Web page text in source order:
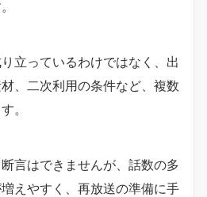
立っているわけではなく、出
、二次利用の条件など、複数
。
言はできませんが、話数の多
えやすく、再放送の準備に手